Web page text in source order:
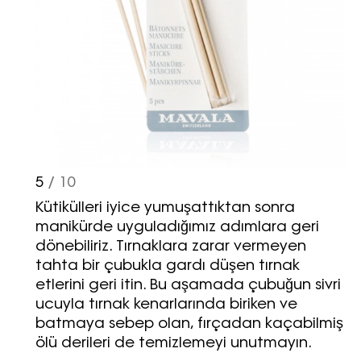
Haftalık E-Bülten
5 / 10
Kütikülleri iyice yumuşattıktan sonra
manikürde uyguladığımız adımlara geri
dönebiliriz. Tırnaklara zarar vermeyen
tahta bir çubukla gardı düşen tırnak
etlerini geri itin. Bu aşamada çubuğun sivri
ucuyla tırnak kenarlarında biriken ve
batmaya sebep olan, fırçadan kaçabilmiş
ölü derileri de temizlemeyi unutmayın.